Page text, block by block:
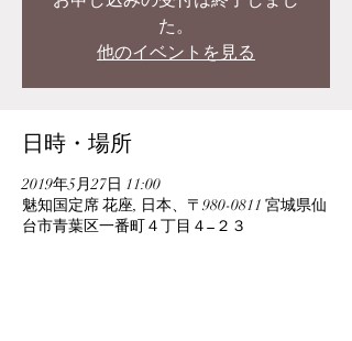
た。
他のイベントを見る
日時・場所
2019年5月27日 11:00
魅知国定席 花座, 日本、〒980-0811 宮城県仙
台市青葉区一番町４丁目４−２３